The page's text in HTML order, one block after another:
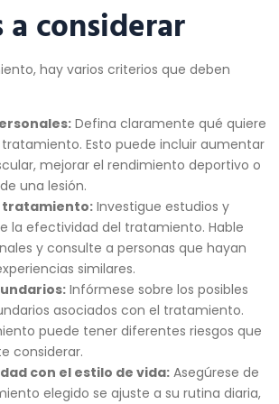
a considerar
hay varios criterios que deben
Defina claramente qué quiere
Esto puede incluir aumentar
mejorar el rendimiento deportivo o
una lesión.
tratamiento: Investigue estudios y
la efectividad del tratamiento. Hable
y consulte a personas que hayan
similares.
Infórmese sobre los posibles
asociados con el tratamiento.
puede tener diferentes riesgos que
considerar.
con el estilo de vida: Asegúrese de
elegido se ajuste a su rutina diaria,